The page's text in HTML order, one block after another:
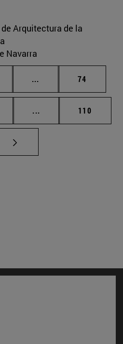
Arquitectura de la
Navarra
... Páginas intermedias
Página
74
... Páginas intermedias
Página
110